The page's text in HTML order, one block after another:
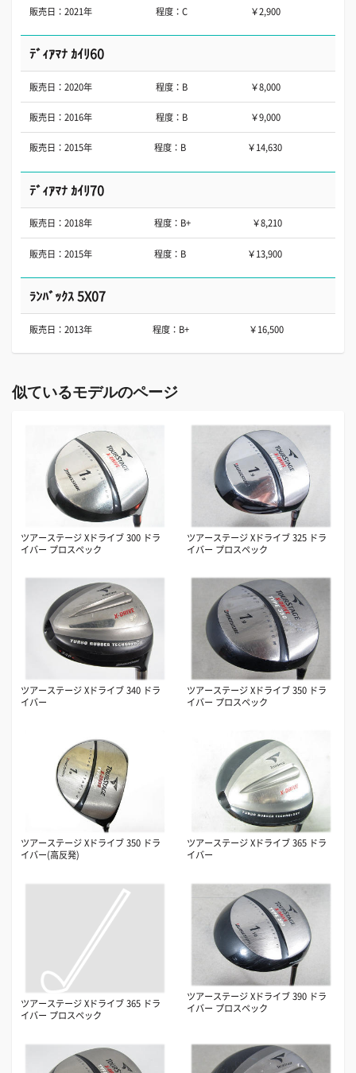
販売日：2021年 程度：C ￥2,900
ﾃﾞｨｱﾏﾅ ｶｲﾘ60
販売日：2020年 程度：B ￥8,000
販売日：2016年 程度：B ￥9,000
販売日：2015年 程度：B ￥14,630
ﾃﾞｨｱﾏﾅ ｶｲﾘ70
販売日：2018年 程度：B+ ￥8,210
販売日：2015年 程度：B ￥13,900
ﾗﾝﾊﾞｯｸｽ 5X07
販売日：2013年 程度：B+ ￥16,500
似ているモデルのページ
ツアーステージ Xドライブ 300 ドラ
イバー プロスペック
ツアーステージ Xドライブ 325 ドラ
イバー プロスペック
ツアーステージ Xドライブ 340 ドラ
イバー
ツアーステージ Xドライブ 350 ドラ
イバー プロスペック
ツアーステージ Xドライブ 350 ドラ
イバー(高反発)
ツアーステージ Xドライブ 365 ドラ
イバー
ツアーステージ Xドライブ 365 ドラ
イバー プロスペック
ツアーステージ Xドライブ 390 ドラ
イバー プロスペック